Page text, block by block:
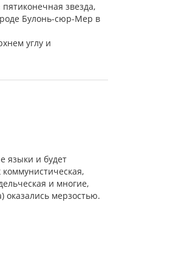
звезда,
Булонь-сюр-Мер в
углу и
языки и будет
и многие,
оказались мерзостью.